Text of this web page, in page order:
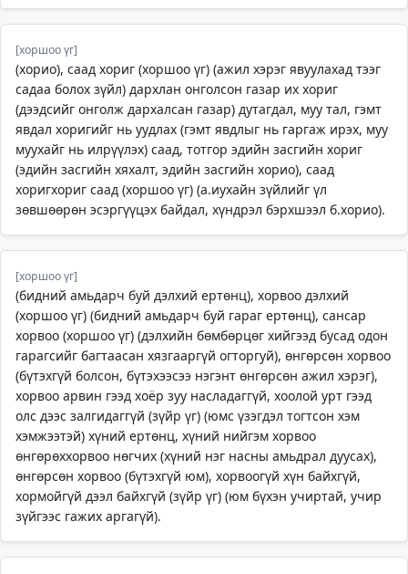
[хоршоо үг]
(хорио), саад хориг (хоршоо үг) (ажил хэрэг явуулахад тээг
садаа болох зүйл) дархлан онголсон газар их хориг
(дээдсийг онголж дархалсан газар) дутагдал, муу тал, гэмт
явдал хоригийг нь уудлах (гэмт явдлыг нь гаргаж ирэх, муу
муухайг нь илрүүлэх) саад, тотгор эдийн засгийн хориг
(эдийн засгийн хяхалт, эдийн засгийн хорио), саад
хоригхориг саад (хоршоо үг) (а.иухайн зүйлийг үл
зөвшөөрөн эсэргүүцэх байдал, хүндрэл бэрхшээл б.хорио).
[хоршоо үг]
(бидний амьдарч буй дэлхий ертөнц), хорвоо дэлхий
(хоршоо үг) (бидний амьдарч буй гараг ертөнц), сансар
хорвоо (хоршоо үг) (дэлхийн бөмбөрцөг хийгээд бусад одон
гарагсийг багтаасан хязгааргүй огторгуй), өнгөрсөн хорвоо
(бүтэхгүй болсон, бүтэхээсээ нэгэнт өнгөрсөн ажил хэрэг),
хорвоо арвин гээд хоёр зуу насладаггүй, хоолой урт гээд
олс дээс залгидаггүй (зүйр үг) (юмс үзэгдэл тогтсон хэм
хэмжээтэй) хүний ертөнц, хүний нийгэм хорвоо
өнгөрөххорвоо нөгчих (хүний нэг насны амьдрал дуусах),
өнгөрсөн хорвоо (бүтэхгүй юм), хорвоогүй хүн байхгүй,
хормойгүй дээл байхгүй (зүйр үг) (юм бүхэн учиртай, учир
зүйгээс гажих аргагүй).